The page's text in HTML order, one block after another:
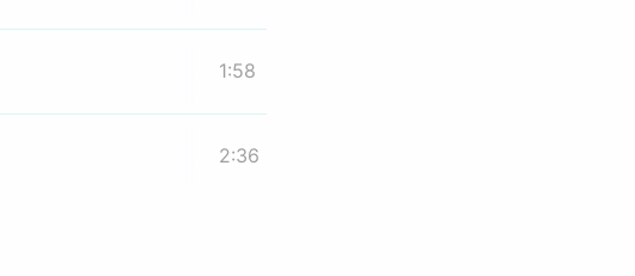
1:58
2:36